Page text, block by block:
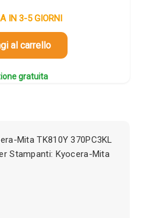
IN 3-5 GIORNI
al carrello
gratuita
Mita TK810Y 370PC3KL
Stampanti: Kyocera-Mita